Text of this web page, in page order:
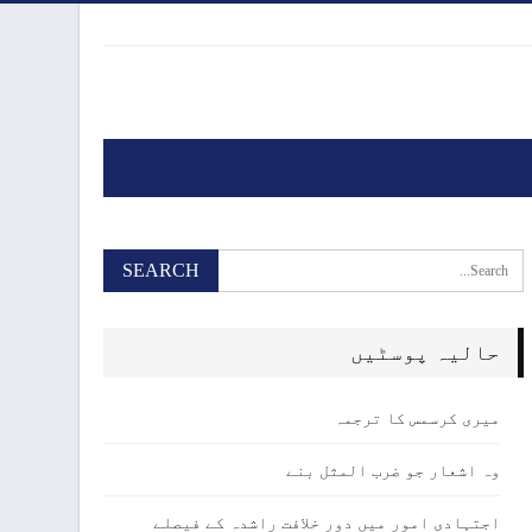
حالیہ پوسٹیں
میری کرسمس کا ترجمہ
وہ اشعار جو ضرب المثل بنے
اجتہادی امور میں دور خلافت راشدہ کے فیصلے